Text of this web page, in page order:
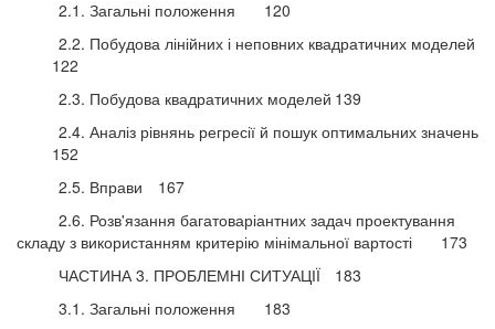
2.1. Загальні положення
120
2.2. Побудова лінійних і неповних квадратичних моделей
122
2.3. Побудова квадратичних моделей 139
2.4. Аналіз рівнянь регресії й пошук оптимальних значень
152
2.5. Вправи
167
2.6. Розв'язання багатоваріантних задач проектування
складу з використанням критерію мінімальної вартості
173
ЧАСТИНА 3. ПРОБЛЕМНІ СИТУАЦІЇ
183
3.1. Загальні положення
183